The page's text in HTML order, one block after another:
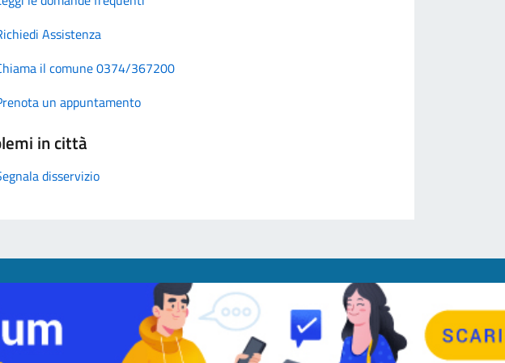
Assistenza
il comune 0374/367200
un appuntamento
in città
disservizio